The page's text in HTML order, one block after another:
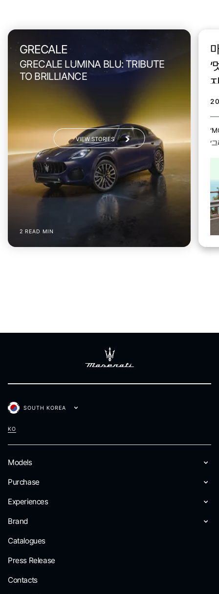
GRECALE
GRECALE LUMINA BLU: TRIBUTE
TO BRILLIANCE
2 READ MIN
VIEW STORIES
‘
‘
이
Models
Purchase
Experiences
Brand
Catalogues
Press Release
Contacts
SOUTH KOREA
KO